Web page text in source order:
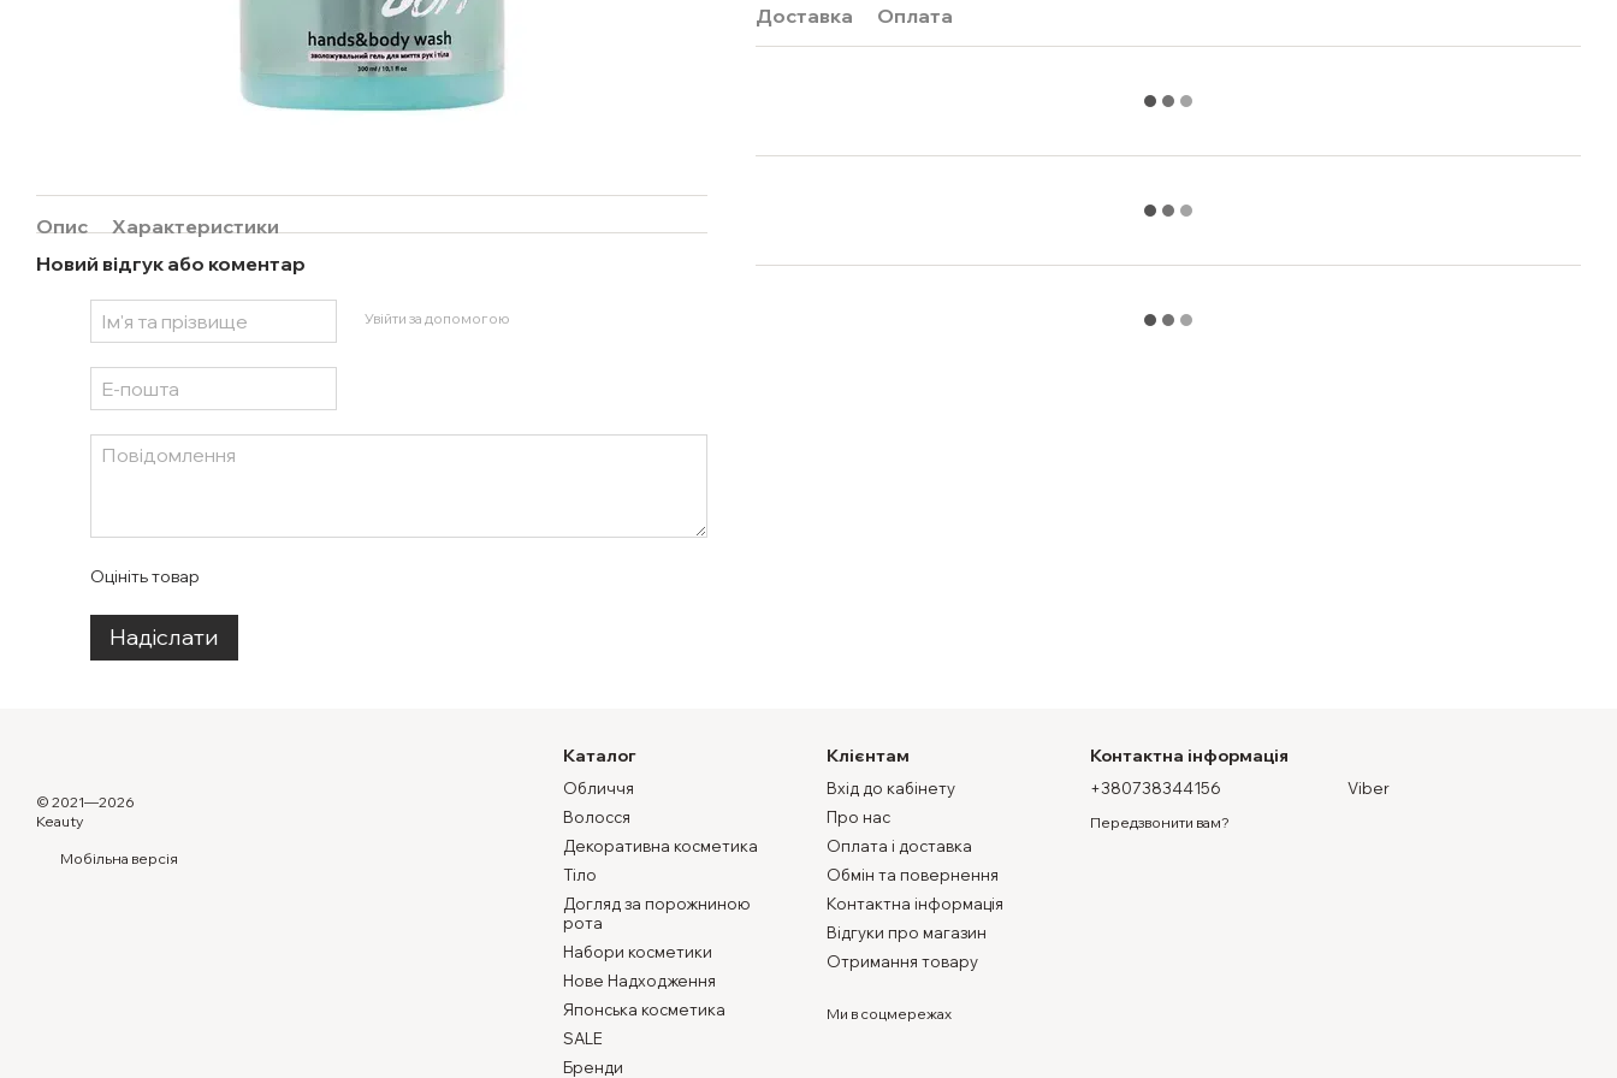
Опис
Характеристики
Новий відгук або коментар
Увійти за допомогою
Оцініть товар
Надіслати
Доставка Оплата
© 2021—2026
Keauty
Мобільна версія
Каталог
Обличчя
Волосся
Декоративна косметика
Тіло
Догляд за порожниною
рота
Набори косметики
Нове Надходження
Японська косметика
SALE
Бренди
Клієнтам
Вхід до кабінету
Про нас
Оплата і доставка
Обмін та повернення
Контактна інформація
Відгуки про магазин
Отримання товару
Ми в соцмережах
Контактна інформація
+380738344156
Передзвонити вам?
Viber